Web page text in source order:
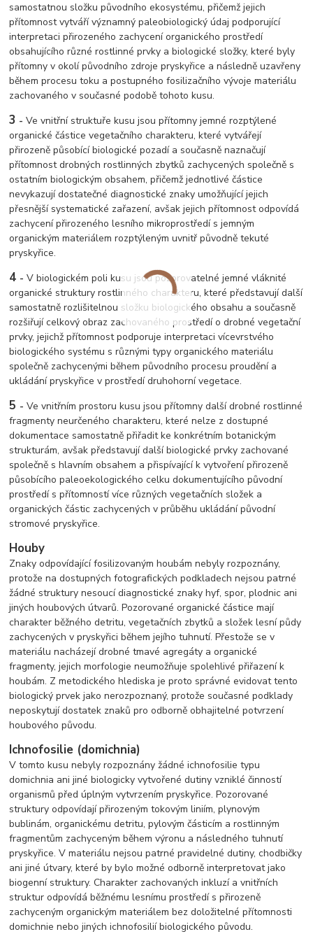
samostatnou složku původního ekosystému, přičemž jejich
přítomnost vytváří významný paleobiologický údaj podporující
interpretaci přirozeného zachycení organického prostředí
obsahujícího různé rostlinné prvky a biologické složky, které byly
přítomny v okolí původního zdroje pryskyřice a následně uzavřeny
během procesu toku a postupného fosilizačního vývoje materiálu
zachovaného v současné podobě tohoto kusu.
3 - Ve vnitřní struktuře kusu jsou přítomny jemné rozptýlené
organické částice vegetačního charakteru, které vytvářejí
přirozeně působící biologické pozadí a současně naznačují
přítomnost drobných rostlinných zbytků zachycených společně s
ostatním biologickým obsahem, přičemž jednotlivé částice
nevykazují dostatečné diagnostické znaky umožňující jejich
přesnější systematické zařazení, avšak jejich přítomnost odpovídá
zachycení přirozeného lesního mikroprostředí s jemným
organickým materiálem rozptýleným uvnitř původně tekuté
pryskyřice.
4 - V biologickém poli kusu jsou pozorovatelné jemné vláknité
organické struktury rostlinného charakteru, které představují další
samostatně rozlišitelnou složku biologického obsahu a současně
rozšiřují celkový obraz zachovaného prostředí o drobné vegetační
prvky, jejichž přítomnost podporuje interpretaci vícevrstvého
biologického systému s různými typy organického materiálu
společně zachycenými během původního procesu proudění a
ukládání pryskyřice v prostředí druhohorní vegetace.
5 - Ve vnitřním prostoru kusu jsou přítomny další drobné rostlinné
fragmenty neurčeného charakteru, které nelze z dostupné
dokumentace samostatně přiřadit ke konkrétním botanickým
strukturám, avšak představují další biologické prvky zachované
společně s hlavním obsahem a přispívající k vytvoření přirozeně
působícího paleoekologického celku dokumentujícího původní
prostředí s přítomností více různých vegetačních složek a
organických částic zachycených v průběhu ukládání původní
stromové pryskyřice.
Houby
Znaky odpovídající fosilizovaným houbám nebyly rozpoznány,
protože na dostupných fotografických podkladech nejsou patrné
žádné struktury nesoucí diagnostické znaky hyf, spor, plodnic ani
jiných houbových útvarů. Pozorované organické částice mají
charakter běžného detritu, vegetačních zbytků a složek lesní půdy
zachycených v pryskyřici během jejího tuhnutí. Přestože se v
materiálu nacházejí drobné tmavé agregáty a organické
fragmenty, jejich morfologie neumožňuje spolehlivé přiřazení k
houbám. Z metodického hlediska je proto správné evidovat tento
biologický prvek jako nerozpoznaný, protože současné podklady
neposkytují dostatek znaků pro odborně obhajitelné potvrzení
houbového původu.
Ichnofosilie (domichnia)
V tomto kusu nebyly rozpoznány žádné ichnofosilie typu
domichnia ani jiné biologicky vytvořené dutiny vzniklé činností
organismů před úplným vytvrzením pryskyřice. Pozorované
struktury odpovídají přirozeným tokovým liniím, plynovým
bublinám, organickému detritu, pylovým částicím a rostlinným
fragmentům zachyceným během výronu a následného tuhnutí
pryskyřice. V materiálu nejsou patrné pravidelné dutiny, chodbičky
ani jiné útvary, které by bylo možné odborně interpretovat jako
biogenní struktury. Charakter zachovaných inkluzí a vnitřních
struktur odpovídá běžnému lesnímu prostředí s přirozeně
zachyceným organickým materiálem bez doložitelné přítomnosti
domichnie nebo jiných ichnofosilií biologického původu.